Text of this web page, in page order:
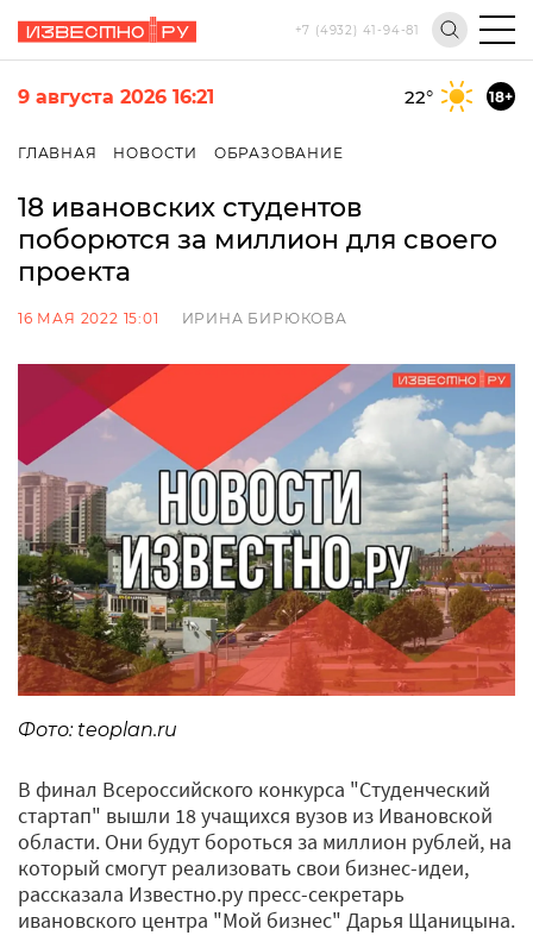
+7 (4932) 41-94-81
9 августа 2026 16:21 22° 18+
ГЛАВНАЯ НОВОСТИ ОБРАЗОВАНИЕ
18 ивановских студентов
поборются за миллион для своего
проекта
16 МАЯ 2022 15:01 ИРИНА БИРЮКОВА
Фото: teoplan.ru
В финал Всероссийского конкурса "Студенческий
стартап" вышли 18 учащихся вузов из Ивановской
области. Они будут бороться за миллион рублей, на
который смогут реализовать свои бизнес-идеи,
рассказала Известно.ру пресс-секретарь
ивановского центра "Мой бизнес" Дарья Щаницына.